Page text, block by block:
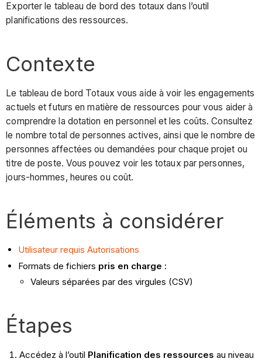
Exporter le tableau de bord des totaux dans l’outil
planifications des ressources.
Contexte
Le tableau de bord Totaux vous aide à voir les engagements
actuels et futurs en matière de ressources pour vous aider à
comprendre la dotation en personnel et les coûts. Consultez
le nombre total de personnes actives, ainsi que le nombre de
personnes affectées ou demandées pour chaque projet ou
titre de poste. Vous pouvez voir les totaux par personnes,
jours-hommes, heures ou coût.
Éléments à considérer
Utilisateur requisAutorisations
Formats de fichiers pris en charge :
Valeurs séparées par des virgules (CSV)
Étapes
Accédez à l’outil Planification des ressources au niveau